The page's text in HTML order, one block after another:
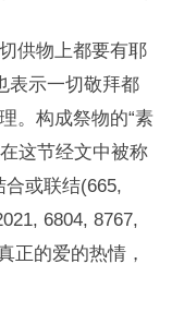
供物上都要有耶
表示一切敬拜都
。构成祭物的“素
这节经文中被称
合或联结(665,
6804, 8767,
正的爱的热情，